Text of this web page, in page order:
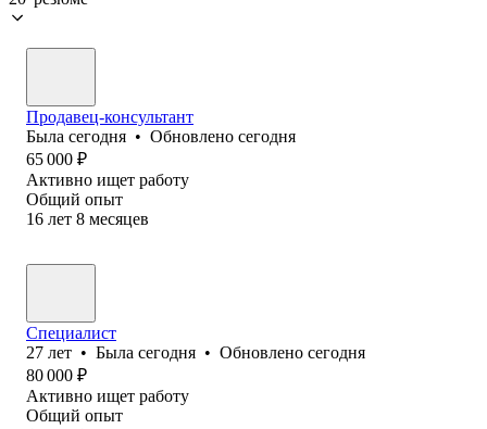
Продавец-консультант
Была сегодня • Обновлено сегодня
65 000 ₽
Активно ищет работу
Общий опыт
16 лет 8 месяцев
Специалист
27 лет • Была сегодня • Обновлено сегодня
80 000 ₽
Активно ищет работу
Общий опыт